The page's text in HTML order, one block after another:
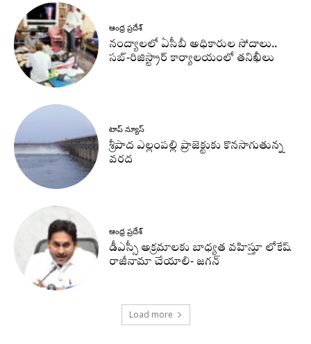
ఆంధ్ర ప్రదేశ్
నంద్యాలలో ఏసీబీ అధికారుల సోదాలు..
సబ్-రిజిస్ట్రార్ కార్యాలయంలో తనిఖీలు
టాప్ న్యూస్
శ్రీపాద ఎల్లంపల్లి ప్రాజెక్టుకు కొనసాగుతున్న
వరద
ఆంధ్ర ప్రదేశ్
డీఎస్సీ అక్రమాలకు బాధ్యత వహిస్తూ లోకేష్‌
రాజీనామా చేయాలి- జగన్
Load more